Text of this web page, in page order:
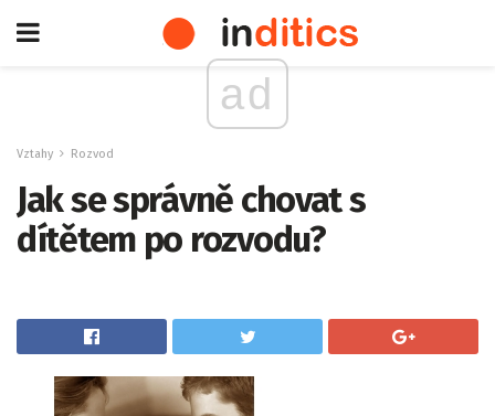
ad
Vztahy Rozvod
Jak se správně chovat s
dítětem po rozvodu?